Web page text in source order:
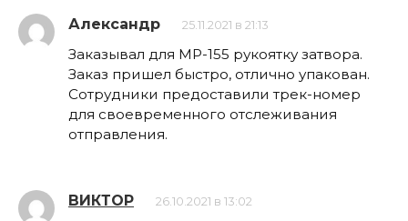
Александр 25.11.2021 в 21:13
Заказывал для МР-155 рукоятку затвора.
Заказ пришел быстро, отлично упакован.
Сотрудники предоставили трек-номер
для своевременного отслеживания
отправления.
ВИКТОР 26.10.2021 в 13:02